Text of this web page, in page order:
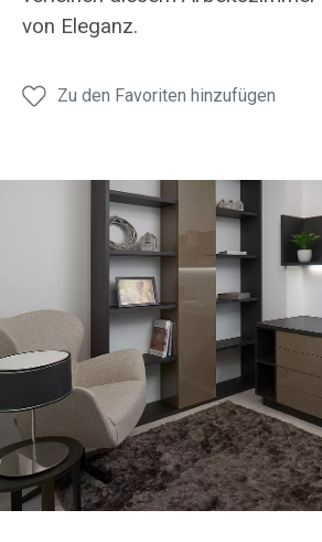
von Eleganz.
Zu den Favoriten hinzufügen